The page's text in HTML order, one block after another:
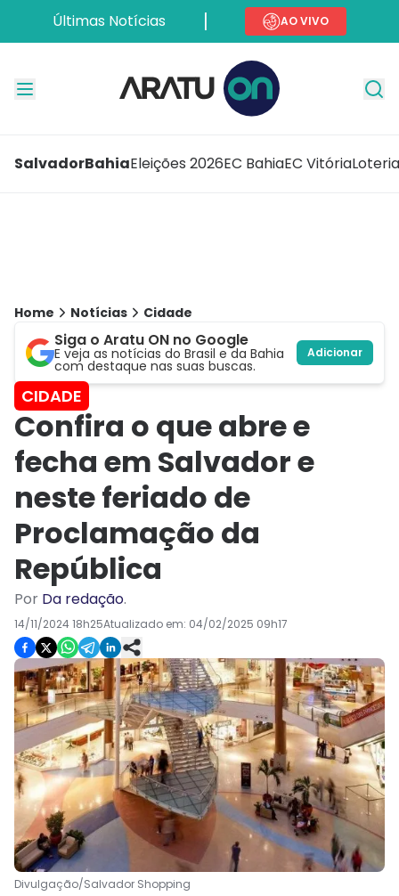
Últimas Notícias AO VIVO
SalvadorBahiaEleições 2026EC BahiaEC Vitória
Home Notícias Cidade
Siga o Aratu ON no Google
E veja as notícias do Brasil e da Bahia
com destaque nas suas buscas.
Adicionar
CIDADE
Confira o que abre e
fecha em Salvador e
neste feriado de
Proclamação da
República
Por Da redação.
14/11/2024 18h25Atualizado em: 04/02/2025 09h17
Divulgação/Salvador Shopping